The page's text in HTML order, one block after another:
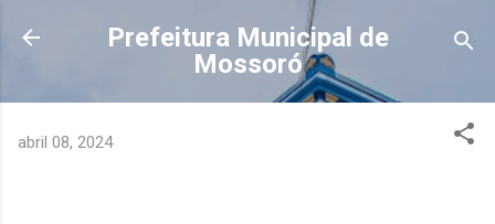
Pular para o conteúdo principal
Prefeitura Municipal de
Mossoró
abril 08, 2024